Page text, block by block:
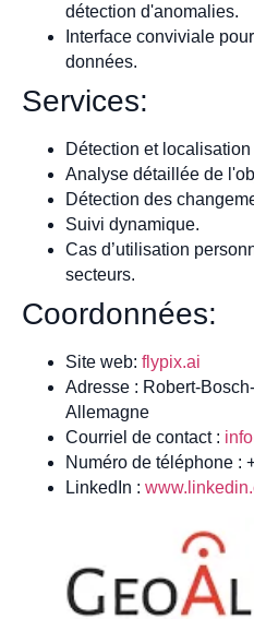
détection d'anomalies.
Interface conviviale
données.
Services:
Détection et
Analyse détaillée de
Détection des
Suivi dynamique.
Cas d’utilisation
secteurs.
Coordonnées:
Site web: flypix.ai
Adresse : Robert-
Allemagne
Courriel de contact :
Numéro de téléphone :
LinkedIn :